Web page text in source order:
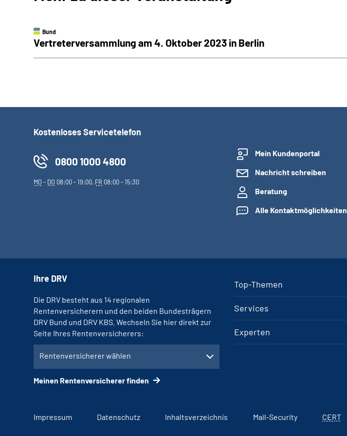
Bund
Vertreterversammlung am 4. Oktober 2023 in Berlin
Kostenloses Servicetelefon
0800 1000 4800
MO- DO 08:00 - 19:00, FR 08:00 - 15:30
Mein Kundenportal
Nachricht schreiben
Beratung
Alle Kontaktmöglichkeiten
Top-Themen
Services
Experten
Ihre DRV
Die DRV besteht aus 14 regionalen
Rentenversicherern und den beiden Bundesträgern
DRV Bund und DRV KBS. Wechseln Sie hier direkt zur
Seite Ihres Rentenversicherers:
Rentenversicherer wählen
Meinen Rentenversicherer finden
Impressum Datenschutz Inhaltsverzeichnis Mail-Security CERT